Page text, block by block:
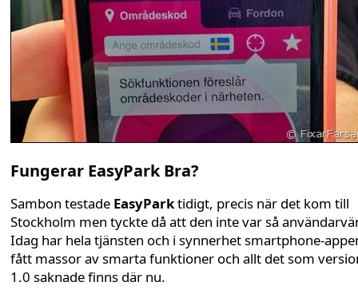
Fungerar EasyPark Bra?
Sambon testade EasyParktidigt, precis när det kom till
Stockholm men tyckte då att den inte var så
Idag har hela tjänsten och i synnerhet smartphone-
fått massor av smarta funktioner och allt det som
1.0 saknade finns där nu.